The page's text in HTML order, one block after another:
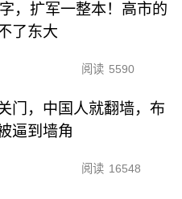
，扩军一整本！高市的
了东大
阅读 5590
门，中国人就翻墙，布
逼到墙角
阅读 16548